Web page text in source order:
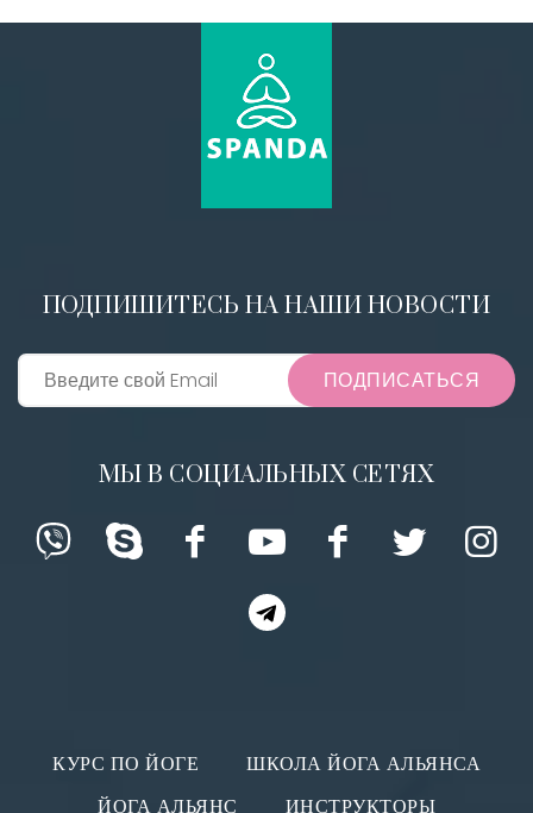
ПОДПИШИТЕСЬ НА НАШИ НОВОСТИ
ПОДПИСАТЬСЯ
МЫ В СОЦИАЛЬНЫХ СЕТЯХ
КУРС ПО ЙОГЕ
ШКОЛА ЙОГА АЛЬЯНСА
ЙОГА АЛЬЯНС
ИНСТРУКТОРЫ